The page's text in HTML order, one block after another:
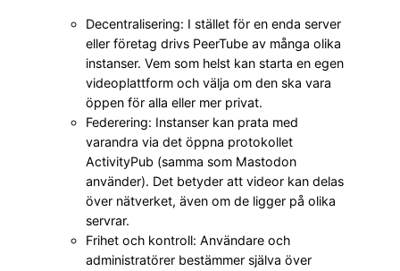
Decentralisering: I stället för en enda server
eller företag drivs PeerTube av många olika
instanser. Vem som helst kan starta en egen
videoplattform och välja om den ska vara
öppen för alla eller mer privat.
Federering: Instanser kan prata med
varandra via det öppna protokollet
ActivityPub (samma som Mastodon
använder). Det betyder att videor kan delas
över nätverket, även om de ligger på olika
servrar.
Frihet och kontroll: Användare och
administratörer bestämmer själva över